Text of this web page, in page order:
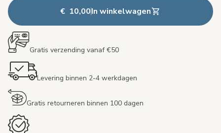
€ 10,00In winkelwagen
Gratis verzending vanaf €50
Levering binnen 2-4 werkdagen
Gratis retourneren binnen 100 dagen